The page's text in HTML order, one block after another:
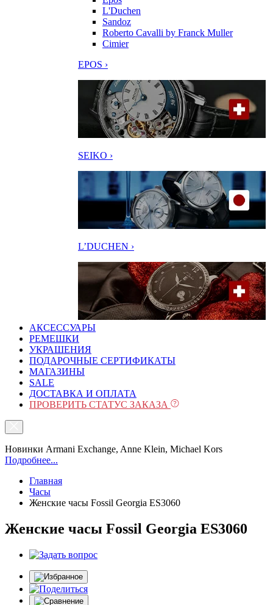
L'Duchen
Sandoz
Roberto Cavalli by Franck Muller
Cimier
EPOS ›
SEIKO ›
L’DUCHEN ›
АКСЕССУАРЫ
РЕМЕШКИ
УКРАШЕНИЯ
ПОДАРОЧНЫЕ СЕРТИФИКАТЫ
МАГАЗИНЫ
SALE
ДОСТАВКА И ОПЛАТА
ПРОВЕРИТЬ СТАТУС ЗАКАЗА
Новинки Armani Exchange, Anne Klein, Michael Kors
Подробнее...
Главная
Часы
Женские часы Fossil Georgia ES3060
Женские часы Fossil Georgia ES3060